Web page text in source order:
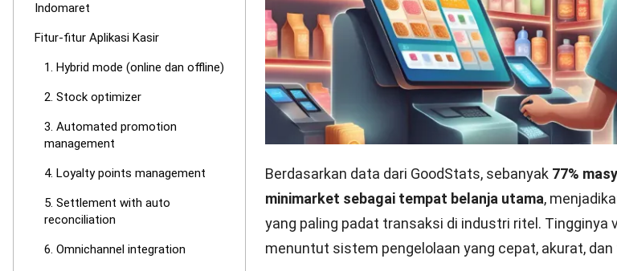
Indomaret
Fitur-fitur Aplikasi Kasir
1. Hybrid mode (online dan offline)
2. Stock optimizer
3. Automated promotion
management
4. Loyalty points management
5. Settlement with auto
reconciliation
6. Omnichannel integration
Berdasarkan data dari GoodStats, sebanyak 77%
minimarket sebagai tempat belanja utama,
yang paling padat transaksi di industri ritel. Tingginya
menuntut sistem pengelolaan yang cepat, akurat,